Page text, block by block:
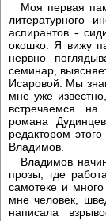
Моя первая
литературного
аспирантов -
окошко. Я вижу
нервно
семинар,
Исаровой. Мы
мне уже
встречаемся
романа
редактором
Владимов.
Владимов
прозы, где
самотеке и
мне человек,
написала